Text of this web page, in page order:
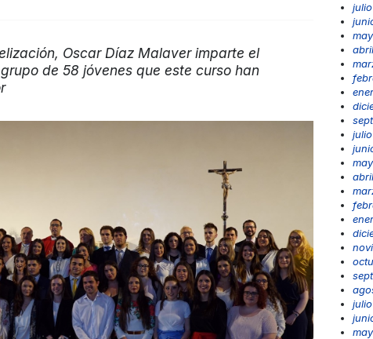
Oscar Díaz Malaver imparte el
de 58 jóvenes que este curso han